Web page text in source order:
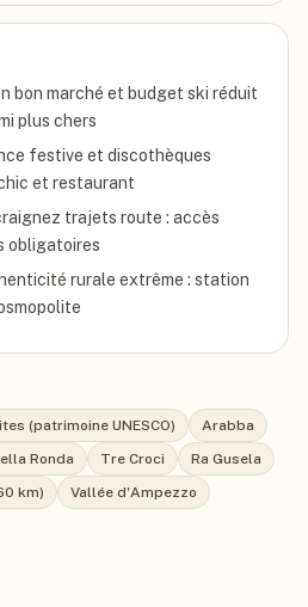
bon marché et budget ski réduit
plus chers
festive et discothèques
et restaurant
trajets route : accès
obligatoires
rurale extrême : station
(patrimoine UNESCO)
Arabba
Ronda Tre Croci
Ra Gusela
km)
Vallée d'Ampezzo